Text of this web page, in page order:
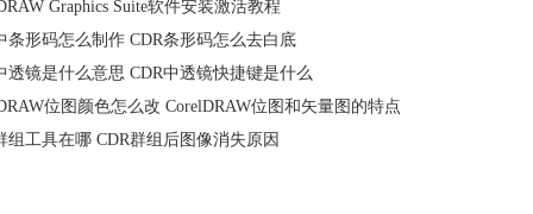
Graphics Suite软件安装激活教程
条形码怎么制作 CDR条形码怎么去白底
透镜是什么意思 CDR中透镜快捷键是什么
位图颜色怎么改 CorelDRAW位图和矢量图的特点
组工具在哪 CDR群组后图像消失原因